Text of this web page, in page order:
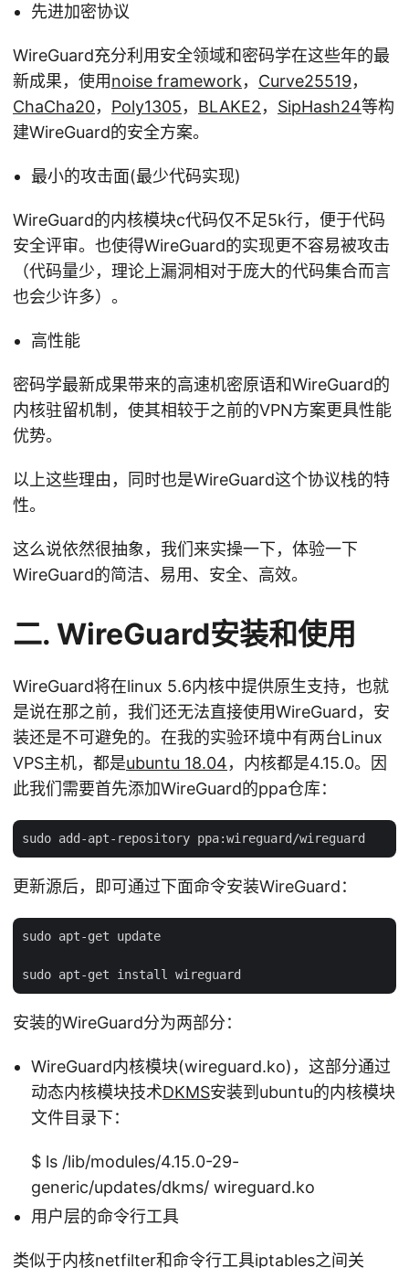
先进加密协议
WireGuard充分利用安全领域和密码学在这些年的最
新成果，使用noise framework， Curve25519，
ChaCha20， Poly1305， BLAKE2， SipHash24等构
建WireGuard的安全方案。
最小的攻击面(最少代码实现)
WireGuard的内核模块c代码仅不足5k行，便于代码
安全评审。也使得WireGuard的实现更不容易被攻击
（代码量少，理论上漏洞相对于庞大的代码集合而言
也会少许多）。
高性能
密码学最新成果带来的高速机密原语和WireGuard的
内核驻留机制，使其相较于之前的VPN方案更具性能
优势。
以上这些理由，同时也是WireGuard这个协议栈的特
性。
这么说依然很抽象，我们来实操一下，体验一下
WireGuard的简洁、易用、安全、高效。
二. WireGuard安装和使用
WireGuard将在linux 5.6内核中提供原生支持，也就
是说在那之前，我们还无法直接使用WireGuard，安
装还是不可避免的。在我的实验环境中有两台Linux
VPS主机，都是ubuntu 18.04，内核都是4.15.0。因
此我们需要首先添加WireGuard的ppa仓库：
更新源后，即可通过下面命令安装WireGuard：
sudo apt-get update
安装的WireGuard分为两部分：
WireGuard内核模块(wireguard.ko)，这部分通过
动态内核模块技术DKMS安装到ubuntu的内核模块
文件目录下：
$ ls /lib/modules/4.15.0-29-
generic/updates/dkms/ wireguard.ko
用户层的命令行工具
类似于内核netfilter和命令行工具iptables之间关